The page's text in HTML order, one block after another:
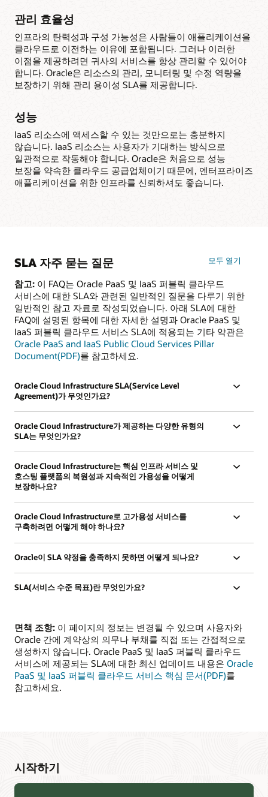
관리 효율성
인프라의 탄력성과 구성 가능성은 사람들이 애플리케이션을
클라우드로 이전하는 이유에 포함됩니다. 그러나 이러한
이점을 제공하려면 귀사의 서비스를 항상 관리할 수 있어야
합니다. Oracle은 리소스의 관리, 모니터링 및 수정 역량을
보장하기 위해 관리 용이성 SLA를 제공합니다.
성능
IaaS 리소스에 액세스할 수 있는 것만으로는 충분하지
않습니다. IaaS 리소스는 사용자가 기대하는 방식으로
일관적으로 작동해야 합니다. Oracle은 처음으로 성능
보장을 약속한 클라우드 공급업체이기 때문에, 엔터프라이즈
애플리케이션을 위한 인프라를 신뢰하셔도 좋습니다.
SLA 자주 묻는 질문 모두 열기
참고: 이 FAQ는 Oracle PaaS 및 IaaS 퍼블릭 클라우드
서비스에 대한 SLA와 관련된 일반적인 질문을 다루기 위한
일반적인 참고 자료로 작성되었습니다. 아래 SLA에 대한
FAQ에 설명된 항목에 대한 자세한 설명과 Oracle PaaS 및
IaaS 퍼블릭 클라우드 서비스 SLA에 적용되는 기타 약관은
Oracle PaaS and IaaS Public Cloud Services Pillar
Document(PDF)를 참고하세요.
Oracle Cloud Infrastructure SLA(Service Level
Agreement)가 무엇인가요?
Oracle Cloud Infrastructure가 제공하는 다양한 유형의
SLA는 무엇인가요?
Oracle Cloud Infrastructure는 핵심 인프라 서비스 및
호스팅 플랫폼의 복원성과 지속적인 가용성을 어떻게
보장하나요?
Oracle Cloud Infrastructure로 고가용성 서비스를
구축하려면 어떻게 해야 하나요?
Oracle이 SLA 약정을 충족하지 못하면 어떻게 되나요?
SLA(서비스 수준 목표)란 무엇인가요?
면책 조항: 이 페이지의 정보는 변경될 수 있으며 사용자와
Oracle 간에 계약상의 의무나 부채를 직접 또는 간접적으로
생성하지 않습니다. Oracle PaaS 및 IaaS 퍼블릭 클라우드
서비스에 제공되는 SLA에 대한 최신 업데이트 내용은 Oracle
PaaS 및 IaaS 퍼블릭 클라우드 서비스 핵심 문서(PDF)를
참고하세요.
시작하기